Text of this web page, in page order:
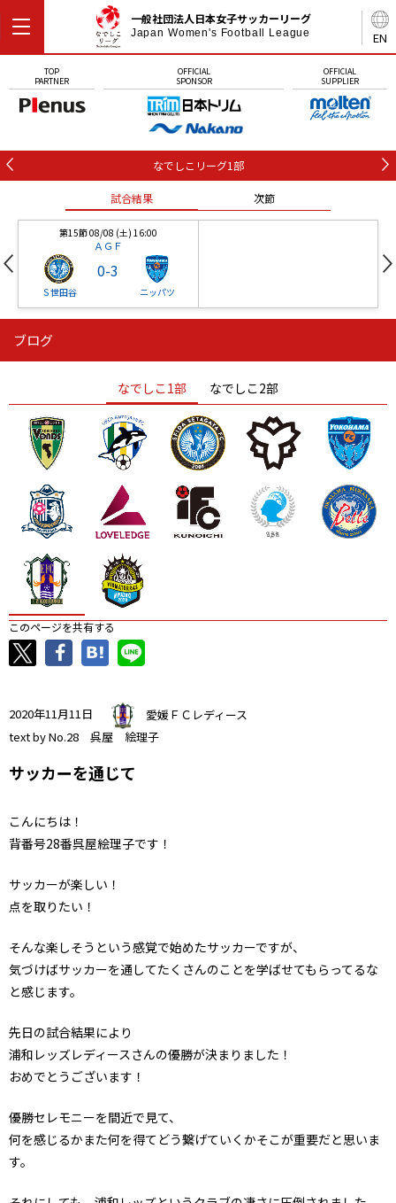
EN
一般社団法人日本女子サッカーリーグ
Japan Women's Football League
TOP
PARTNER
OFFICIAL
SPONSOR
OFFICIAL
SUPPLIER
なでしこリーグ1部
試合結果 次節
第15節 08/08 (土) 16:00
ＡＧＦ
Ｓ世田谷
0-3
ニッパツ
ニッパツ
ニッパツ 名古屋
石人の星
静岡 愛媛Ｌ
ブログ
なでしこ1部 なでしこ2部
このページを共有する
2020年11月11日
愛媛ＦＣレディース
text by No.28 呉屋 絵理子
サッカーを通じて
こんにちは！
背番号28番呉屋絵理子です！
サッカーが楽しい！
点を取りたい！
そんな楽しそうという感覚で始めたサッカーですが、
気づけばサッカーを通してたくさんのことを学ばせてもらってるな
と感じます。
先日の試合結果により
浦和レッズレディースさんの優勝が決まりました！
おめでとうございます！
優勝セレモニーを間近で見て、
何を感じるかまた何を得てどう繋げていくかそこが重要だと思いま
す。